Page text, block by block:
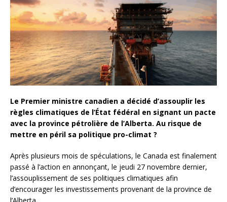
Le Premier ministre canadien a décidé d’assouplir les
règles climatiques de l’État fédéral en signant un pacte
avec la province pétrolière de l’Alberta. Au risque de
mettre en péril sa politique pro-climat ?
Après plusieurs mois de spéculations, le Canada est finalement
passé à l’action en annonçant, le jeudi 27 novembre dernier,
l’assouplissement de ses politiques climatiques afin
d’encourager les investissements provenant de la province de